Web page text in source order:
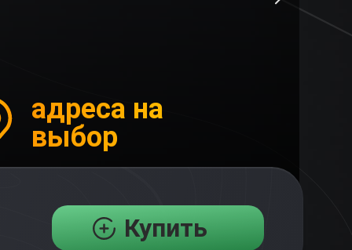
адреса на
выбор
Купить